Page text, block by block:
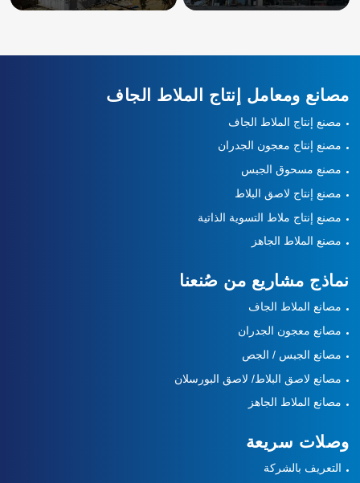
مصانع ومعامل إنتاج الملاط الجاف
مصنع إنتاج الملاط الجاف
مصنع إنتاج معجون الجدران
مصنع مسحوق الجبس
مصنع إنتاج لاصق البلاط
مصنع إنتاج ملاط التسوية الذاتية
مصنع الملاط الجاهز
نماذج مشاريع من صُنعنا
مصانع الملاط الجاف
مصانع معجون الجدران
مصانع الجبس / الجص
مصانع لاصق البلاط/ لاصق البورسلان
مصانع الملاط الجاهز
وصلات سريعة
التعريف بالشركة